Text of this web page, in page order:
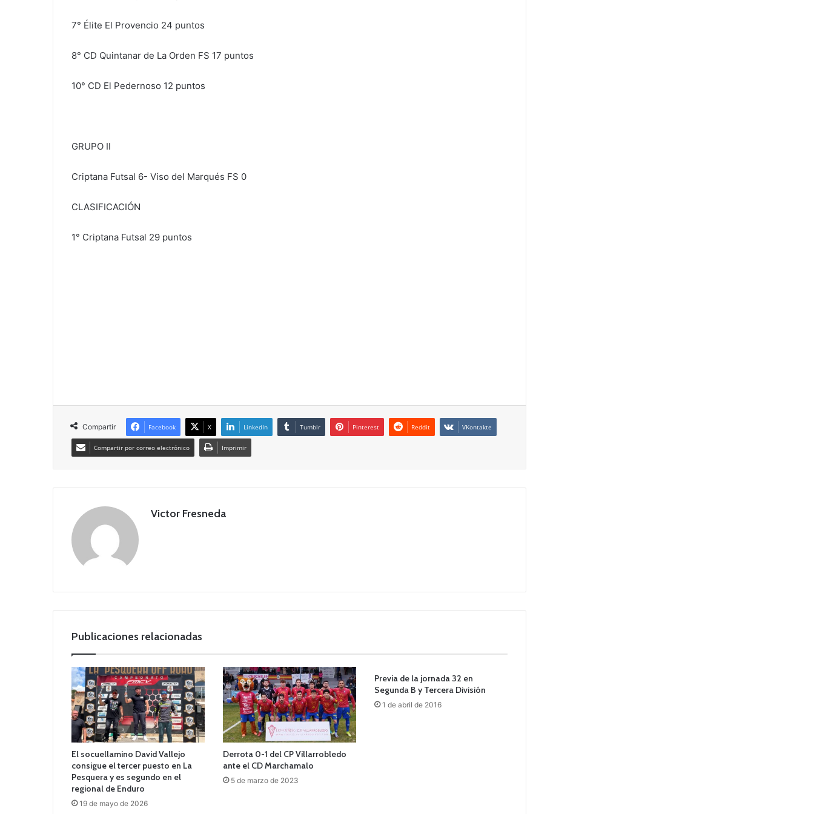
7° Élite El Provencio 24 puntos
8° CD Quintanar de La Orden FS 17 puntos
10° CD El Pedernoso 12 puntos
GRUPO II
Criptana Futsal 6- Viso del Marqués FS 0
CLASIFICACIÓN
1° Criptana Futsal 29 puntos
Compartir Facebook X LinkedIn Tumblr Pinterest Reddit VKontakte
Compartir por correo electrónico Imprimir
Victor Fresneda
Publicaciones relacionadas
El socuellamino David Vallejo
consigue el tercer puesto en La
Pesquera y es segundo en el
regional de Enduro
19 de mayo de 2026
Derrota 0-1 del CP Villarrobledo
ante el CD Marchamalo
5 de marzo de 2023
Previa de la jornada 32 en
Segunda B y Tercera División
1 de abril de 2016